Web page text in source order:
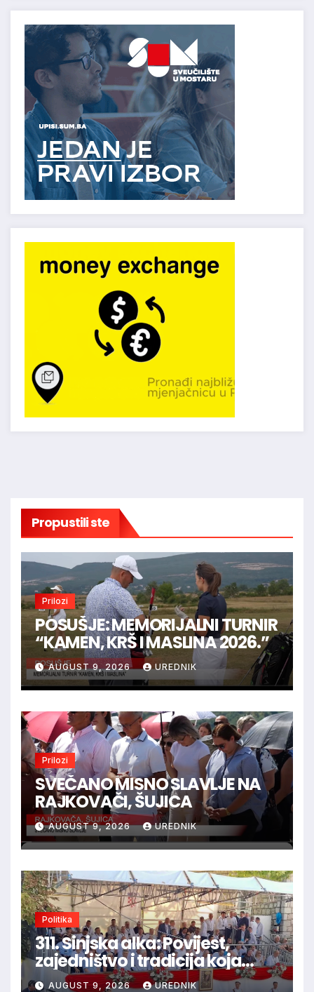
Propustili ste
Prilozi
POSUŠJE: MEMORIJALNI TURNIR
“KAMEN, KRŠ I MASLINA 2026.”
AUGUST 9, 2026 UREDNIK
Prilozi
SVEČANO MISNO SLAVLJE NA
RAJKOVAČI, ŠUJICA
AUGUST 9, 2026 UREDNIK
Politika
311. Sinjska alka: Povijest,
zajedništvo i tradicija koja
spaja hrvatski narod
AUGUST 9, 2026 UREDNIK